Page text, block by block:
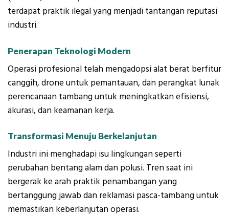
terdapat praktik ilegal yang menjadi tantangan reputasi
industri.
Penerapan Teknologi Modern
Operasi profesional telah mengadopsi alat berat berfitur
canggih, drone untuk pemantauan, dan perangkat lunak
perencanaan tambang untuk meningkatkan efisiensi,
akurasi, dan keamanan kerja.
Transformasi Menuju Berkelanjutan
Industri ini menghadapi isu lingkungan seperti
perubahan bentang alam dan polusi. Tren saat ini
bergerak ke arah praktik penambangan yang
bertanggung jawab dan reklamasi pasca-tambang untuk
memastikan keberlanjutan operasi.